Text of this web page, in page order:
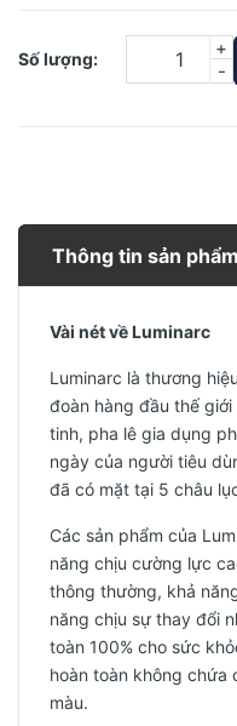
Số lượng:
-
+
Thông tin sản phẩm
Vài nét về Luminarc
Luminarc là thương
đoàn hàng đầu thế
tinh, pha lê gia dụng
ngày của người tiêu
đã có mặt tại 5 châu
Các sản phẩm của
năng chịu cường lực
thông thường, khả
năng chịu sự thay đổi
toàn 100% cho sức
hoàn toàn không chứa
màu.